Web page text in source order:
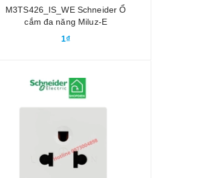
M3TS426_IS_WE Schneider Ổ
cắm đa năng Miluz-E
1₫